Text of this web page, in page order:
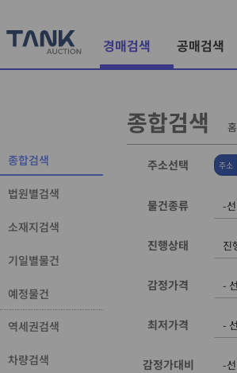
경매검색 공매검색
종합검색
법원별검색
소재지검색
기일별물건
예정물건
역세권검색
차량검색
종합검색 홈
주소선택 주소
물건종류
진행상태
감정가격
최저가격
감정가대비